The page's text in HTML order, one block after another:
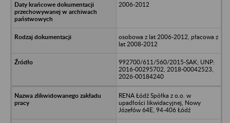
2006-2012
osobowa z lat 2006-2012, płacowa z
lat 2008-2012
992700/611/560/2015-SAK; UNP:
2016-00295702, 2018-00042523,
2026-00184240
RENA Łódź Spółka z o.o. w
upadłości likwidacyjnej, Nowy
Józefów 64E, 94-406 Łódź